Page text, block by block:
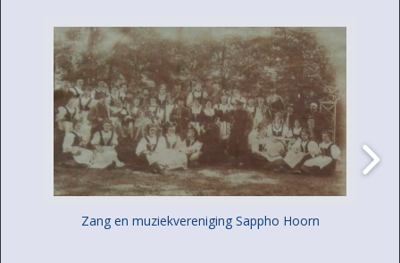
Zang en muziekvereniging Sappho Hoorn